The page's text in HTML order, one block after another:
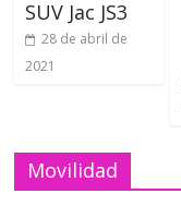
SUV Jac JS3
28 de abril de
2021
Movilidad